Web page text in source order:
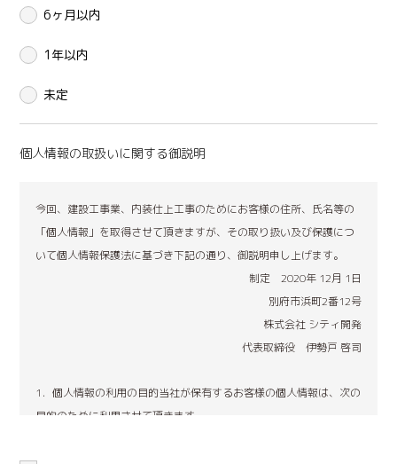
6ヶ月以内
1年以内
未定
個人情報の取扱いに関する御説明
今回、建設工事業、内装仕上工事のためにお客様の住所、氏名等の
「個人情報」を取得させて頂きますが、その取り扱い及び保護につ
いて個人情報保護法に基づき下記の通り、御説明申し上げます。
制定 2020年 12月 1日
別府市浜町2番12号
株式会社 シティ開発
代表取締役 伊勢戸 啓司
個人情報の利用の目的当社が保有するお客様の個人情報は、次の
目的のために利用させて頂きます。